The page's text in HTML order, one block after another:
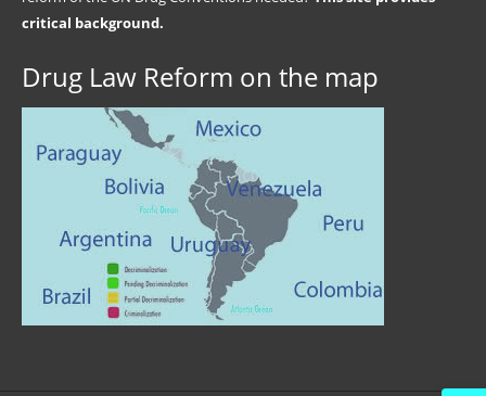
critical background.
Drug Law Reform on the map